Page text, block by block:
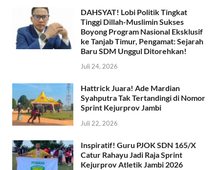
DAHSYAT! Lobi Politik Tingkat
Tinggi Dillah-Muslimin Sukses
Boyong Program Nasional Eksklusif
ke Tanjab Timur, Pengamat: Sejarah
Baru SDM Unggul Ditorehkan!
Juli 24, 2026
Hattrick Juara! Ade Mardian
Syahputra Tak Tertandingi di Nomor
Sprint Kejurprov Jambi
Juli 22, 2026
Inspiratif! Guru PJOK SDN 165/X
Catur Rahayu Jadi Raja Sprint
Kejurprov Atletik Jambi 2026